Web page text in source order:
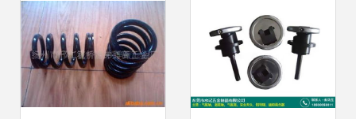
品频道五金产品批
发推荐